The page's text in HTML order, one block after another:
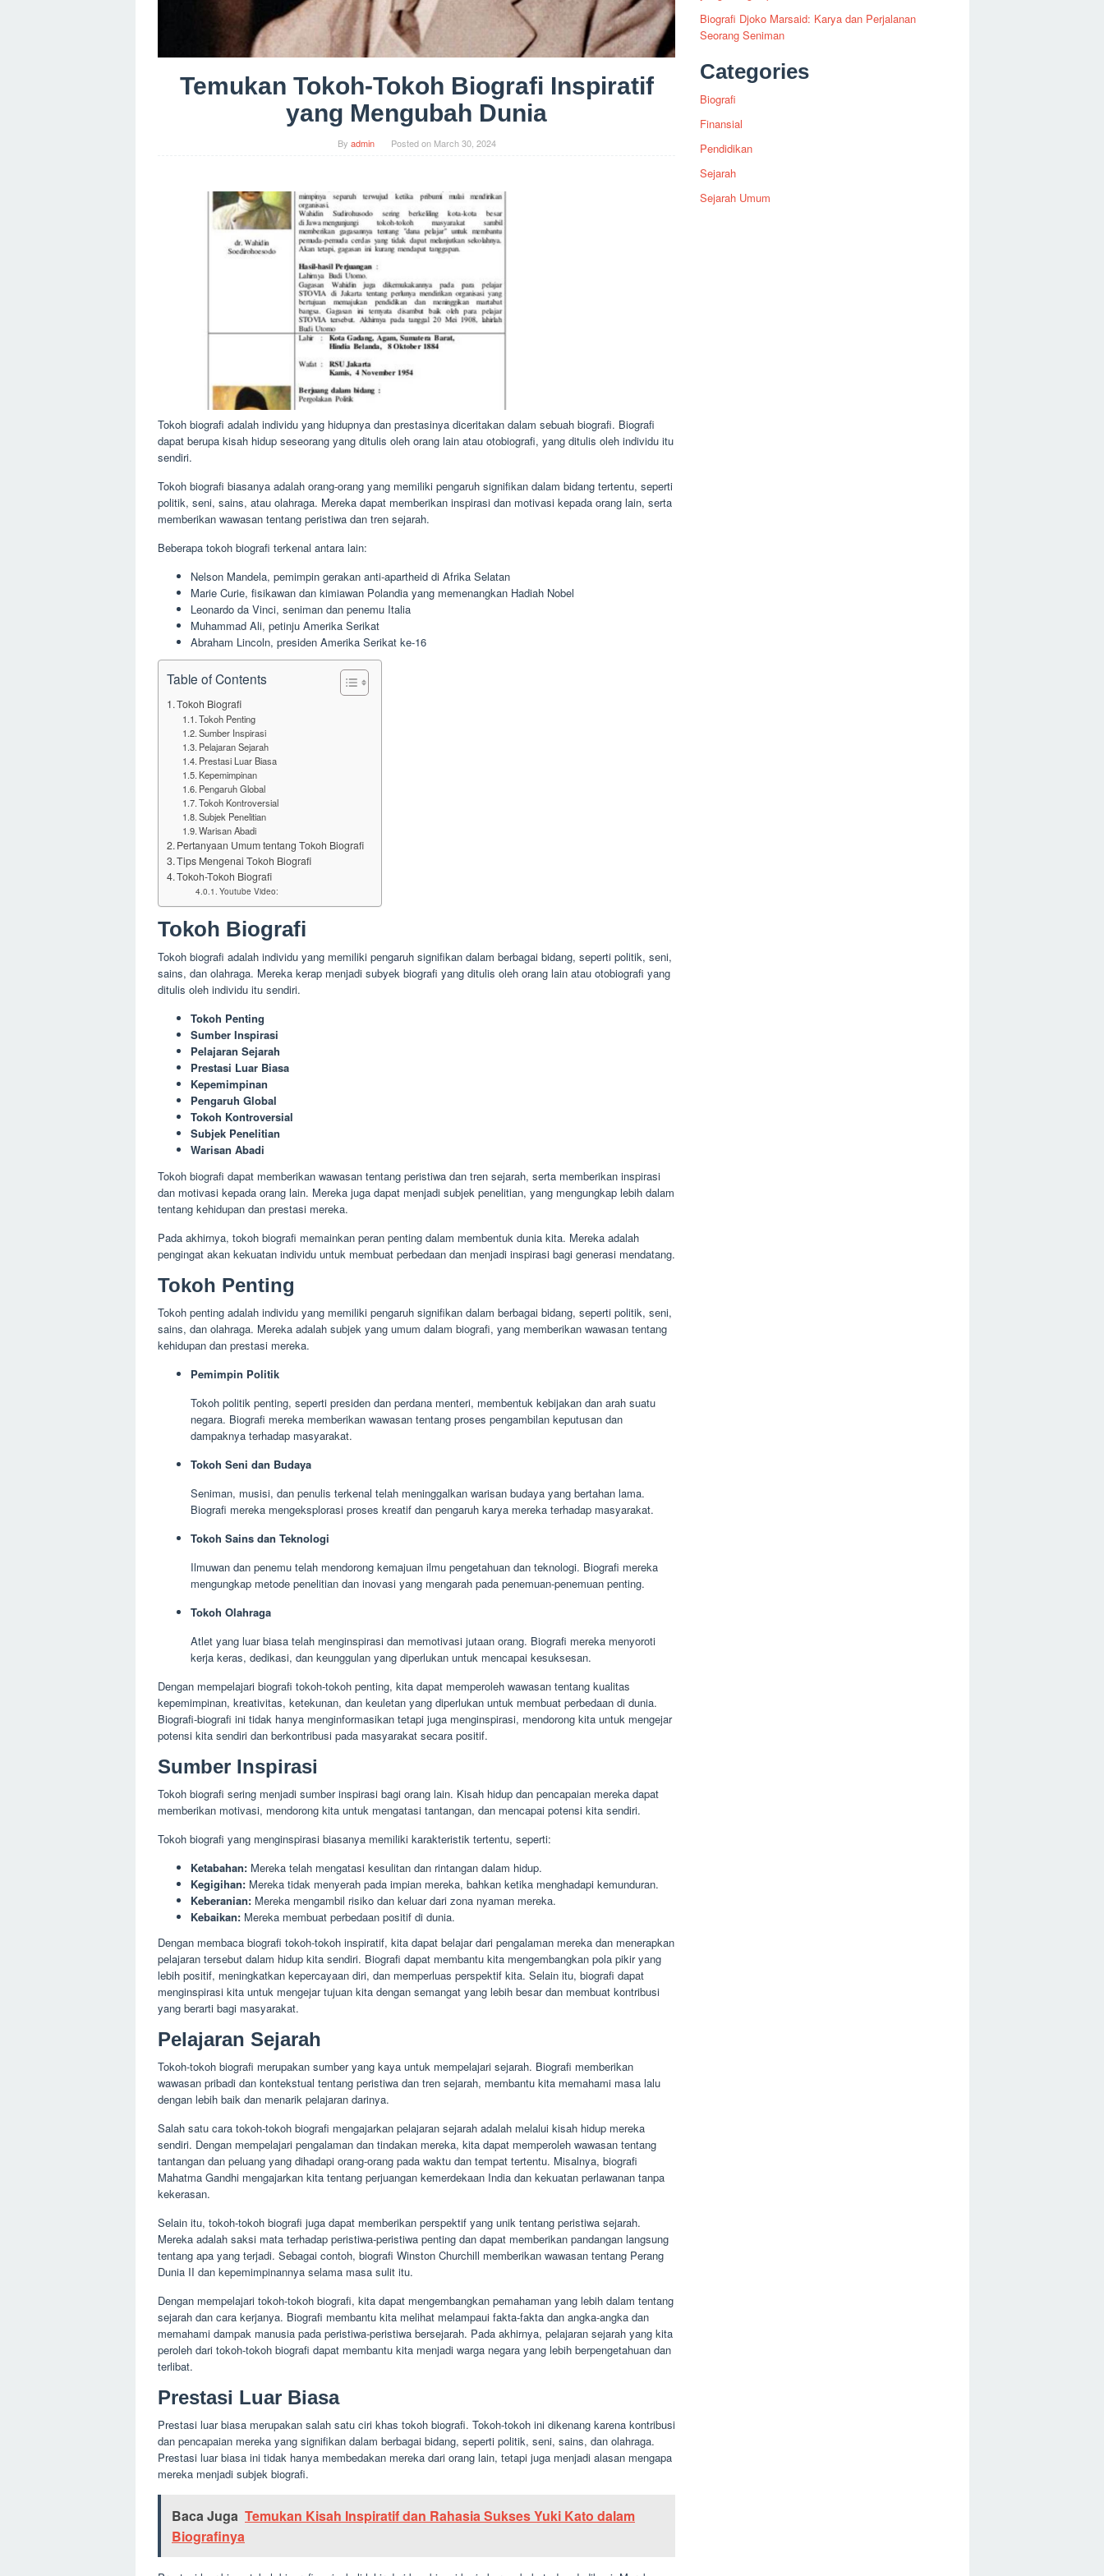
Temukan Tokoh-Tokoh Biografi Inspiratif
yang Mengubah Dunia
By admin Posted on March 30, 2024
Tokoh biografi adalah individu yang hidupnya dan prestasinya diceritakan dalam sebuah biografi. Biografi
dapat berupa kisah hidup seseorang yang ditulis oleh orang lain atau otobiografi, yang ditulis oleh individu itu
sendiri.
Tokoh biografi biasanya adalah orang-orang yang memiliki pengaruh signifikan dalam bidang tertentu, seperti
politik, seni, sains, atau olahraga. Mereka dapat memberikan inspirasi dan motivasi kepada orang lain, serta
memberikan wawasan tentang peristiwa dan tren sejarah.
Beberapa tokoh biografi terkenal antara lain:
Nelson Mandela, pemimpin gerakan anti-apartheid di Afrika Selatan
Marie Curie, fisikawan dan kimiawan Polandia yang memenangkan Hadiah Nobel
Leonardo da Vinci, seniman dan penemu Italia
Muhammad Ali, petinju Amerika Serikat
Abraham Lincoln, presiden Amerika Serikat ke-16
Table of Contents
Tokoh Biografi
Tokoh Penting
Sumber Inspirasi
Pelajaran Sejarah
Prestasi Luar Biasa
Kepemimpinan
Pengaruh Global
Tokoh Kontroversial
Subjek Penelitian
Warisan Abadi
Pertanyaan Umum tentang Tokoh Biografi
Tips Mengenai Tokoh Biografi
Tokoh-Tokoh Biografi
Youtube Video:
Tokoh Biografi
Tokoh biografi adalah individu yang memiliki pengaruh signifikan dalam berbagai bidang, seperti politik, seni,
sains, dan olahraga. Mereka kerap menjadi subyek biografi yang ditulis oleh orang lain atau otobiografi yang
ditulis oleh individu itu sendiri.
Tokoh Penting
Sumber Inspirasi
Pelajaran Sejarah
Prestasi Luar Biasa
Kepemimpinan
Pengaruh Global
Tokoh Kontroversial
Subjek Penelitian
Warisan Abadi
Tokoh biografi dapat memberikan wawasan tentang peristiwa dan tren sejarah, serta memberikan inspirasi
dan motivasi kepada orang lain. Mereka juga dapat menjadi subjek penelitian, yang mengungkap lebih dalam
tentang kehidupan dan prestasi mereka.
Pada akhirnya, tokoh biografi memainkan peran penting dalam membentuk dunia kita. Mereka adalah
pengingat akan kekuatan individu untuk membuat perbedaan dan menjadi inspirasi bagi generasi mendatang.
Tokoh Penting
Tokoh penting adalah individu yang memiliki pengaruh signifikan dalam berbagai bidang, seperti politik, seni,
sains, dan olahraga. Mereka adalah subjek yang umum dalam biografi, yang memberikan wawasan tentang
kehidupan dan prestasi mereka.
Pemimpin Politik
Tokoh politik penting, seperti presiden dan perdana menteri, membentuk kebijakan dan arah suatu
negara. Biografi mereka memberikan wawasan tentang proses pengambilan keputusan dan
dampaknya terhadap masyarakat.
Tokoh Seni dan Budaya
Seniman, musisi, dan penulis terkenal telah meninggalkan warisan budaya yang bertahan lama.
Biografi mereka mengeksplorasi proses kreatif dan pengaruh karya mereka terhadap masyarakat.
Tokoh Sains dan Teknologi
Ilmuwan dan penemu telah mendorong kemajuan ilmu pengetahuan dan teknologi. Biografi mereka
mengungkap metode penelitian dan inovasi yang mengarah pada penemuan-penemuan penting.
Tokoh Olahraga
Atlet yang luar biasa telah menginspirasi dan memotivasi jutaan orang. Biografi mereka menyoroti
kerja keras, dedikasi, dan keunggulan yang diperlukan untuk mencapai kesuksesan.
Dengan mempelajari biografi tokoh-tokoh penting, kita dapat memperoleh wawasan tentang kualitas
kepemimpinan, kreativitas, ketekunan, dan keuletan yang diperlukan untuk membuat perbedaan di dunia.
Biografi-biografi ini tidak hanya menginformasikan tetapi juga menginspirasi, mendorong kita untuk mengejar
potensi kita sendiri dan berkontribusi pada masyarakat secara positif.
Sumber Inspirasi
Tokoh biografi sering menjadi sumber inspirasi bagi orang lain. Kisah hidup dan pencapaian mereka dapat
memberikan motivasi, mendorong kita untuk mengatasi tantangan, dan mencapai potensi kita sendiri.
Tokoh biografi yang menginspirasi biasanya memiliki karakteristik tertentu, seperti:
Ketabahan: Mereka telah mengatasi kesulitan dan rintangan dalam hidup.
Kegigihan: Mereka tidak menyerah pada impian mereka, bahkan ketika menghadapi kemunduran.
Keberanian: Mereka mengambil risiko dan keluar dari zona nyaman mereka.
Kebaikan: Mereka membuat perbedaan positif di dunia.
Dengan membaca biografi tokoh-tokoh inspiratif, kita dapat belajar dari pengalaman mereka dan menerapkan
pelajaran tersebut dalam hidup kita sendiri. Biografi dapat membantu kita mengembangkan pola pikir yang
lebih positif, meningkatkan kepercayaan diri, dan memperluas perspektif kita. Selain itu, biografi dapat
menginspirasi kita untuk mengejar tujuan kita dengan semangat yang lebih besar dan membuat kontribusi
yang berarti bagi masyarakat.
Pelajaran Sejarah
Tokoh-tokoh biografi merupakan sumber yang kaya untuk mempelajari sejarah. Biografi memberikan
wawasan pribadi dan kontekstual tentang peristiwa dan tren sejarah, membantu kita memahami masa lalu
dengan lebih baik dan menarik pelajaran darinya.
Salah satu cara tokoh-tokoh biografi mengajarkan pelajaran sejarah adalah melalui kisah hidup mereka
sendiri. Dengan mempelajari pengalaman dan tindakan mereka, kita dapat memperoleh wawasan tentang
tantangan dan peluang yang dihadapi orang-orang pada waktu dan tempat tertentu. Misalnya, biografi
Mahatma Gandhi mengajarkan kita tentang perjuangan kemerdekaan India dan kekuatan perlawanan tanpa
kekerasan.
Selain itu, tokoh-tokoh biografi juga dapat memberikan perspektif yang unik tentang peristiwa sejarah.
Mereka adalah saksi mata terhadap peristiwa-peristiwa penting dan dapat memberikan pandangan langsung
tentang apa yang terjadi. Sebagai contoh, biografi Winston Churchill memberikan wawasan tentang Perang
Dunia II dan kepemimpinannya selama masa sulit itu.
Dengan mempelajari tokoh-tokoh biografi, kita dapat mengembangkan pemahaman yang lebih dalam tentang
sejarah dan cara kerjanya. Biografi membantu kita melihat melampaui fakta-fakta dan angka-angka dan
memahami dampak manusia pada peristiwa-peristiwa bersejarah. Pada akhirnya, pelajaran sejarah yang kita
peroleh dari tokoh-tokoh biografi dapat membantu kita menjadi warga negara yang lebih berpengetahuan dan
terlibat.
Prestasi Luar Biasa
Prestasi luar biasa merupakan salah satu ciri khas tokoh biografi. Tokoh-tokoh ini dikenang karena kontribusi
dan pencapaian mereka yang signifikan dalam berbagai bidang, seperti politik, seni, sains, dan olahraga.
Prestasi luar biasa ini tidak hanya membedakan mereka dari orang lain, tetapi juga menjadi alasan mengapa
mereka menjadi subjek biografi.
Baca Juga Temukan Kisah Inspiratif dan Rahasia Sukses Yuki Kato dalam
Biografinya
Biografi Djoko Marsaid: Karya dan Perjalanan
Seorang Seniman
Categories
Biografi
Finansial
Pendidikan
Sejarah
Sejarah Umum